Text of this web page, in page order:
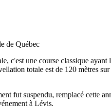
c'est une course classique
totale est de 120 mètres
fut suspendu, remplacé cette
à Lévis.